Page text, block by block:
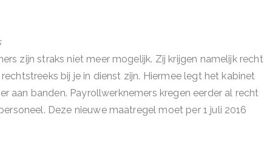
zijn straks niet meer mogelijk. Zij krijgen namelijk recht
bij je in dienst zijn. Hiermee legt het kabinet
aan banden. Payrollwerknemers kregen eerder al recht
Deze nieuwe maatregel moet per 1 juli 2016